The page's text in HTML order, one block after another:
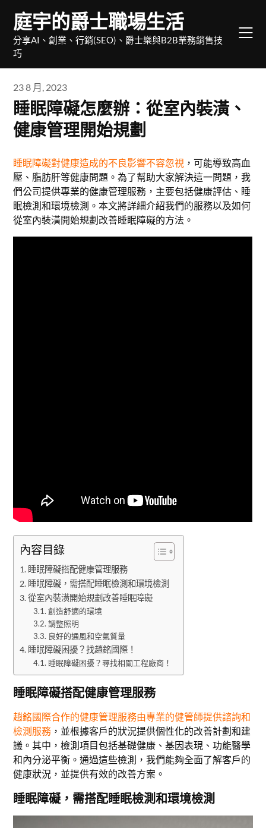
content
庭宇的爵士職場生活
分享AI、創業、行銷(SEO)、爵士樂與B2B業務銷售技
巧
23 8 月, 2023
睡眠障礙怎麼辦：從室內裝潢、
健康管理開始規劃
睡眠障礙對健康造成的不良影響不容忽視 ，可能導致高血
壓、脂肪肝等健康問題。為了幫助大家解決這一問題，我
們公司提供專業的健康管理服務，主要包括健康評估、睡
眠檢測和環境檢測。本文將詳細介紹我們的服務以及如何
從室內裝潢開始規劃改善睡眠障礙的方法。
內容目錄
睡眠障礙搭配健康管理服務
睡眠障礙，需搭配睡眠檢測和環境檢測
從室內裝潢開始規劃改善睡眠障礙
創造舒適的環境
調整照明
良好的通風和空氣質量
睡眠障礙困擾？找趙銘國際！
睡眠障礙困擾？尋找相關工程廠商！
睡眠障礙搭配健康管理服務
趙銘國際合作的健康管理服務由專業的健管師提供諮詢和
檢測服務 ，並根據客戶的狀況提供個性化的改善計劃和建
議。其中，檢測項目包括基礎健康、基因表現、功能醫學
和內分泌平衡。通過這些檢測，我們能夠全面了解客戶的
健康狀況，並提供有效的改善方案。
睡眠障礙，需搭配睡眠檢測和環境檢測